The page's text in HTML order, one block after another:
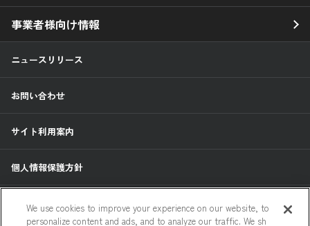
事業者様向け情報
ニュースリリース
お問い合わせ
サイト利用案内
個人情報保護方針
個人情報のお取扱いについて
We use cookies to improve your experience on our website, to
personalize content and ads, and to analyze our traffic. We sh